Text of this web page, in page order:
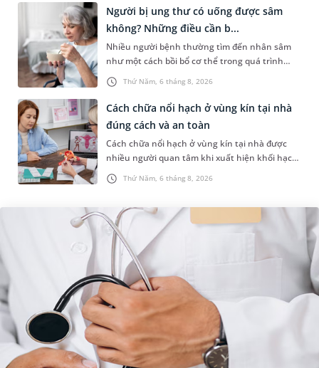
Thứ Năm, 6 tháng 8, 2026
Người bị ung thư có uống được sâm
không? Những điều cần b...
Nhiều người bệnh thường tìm đến nhân sâm
như một cách bồi bổ cơ thể trong quá trình
điều trị ung thư. Tuy nhiên, câu hỏi người bị
ung thư có uống được sâm kh...
Thứ Năm, 6 tháng 8, 2026
Cách chữa nổi hạch ở vùng kín tại nhà
đúng cách và an toàn
Cách chữa nổi hạch ở vùng kín tại nhà được
nhiều người quan tâm khi xuất hiện khối hạch
nhỏ ở vùng bẹn hoặc cơ quan sinh dục. Nếu
hạch mới xuất hiện, kích th...